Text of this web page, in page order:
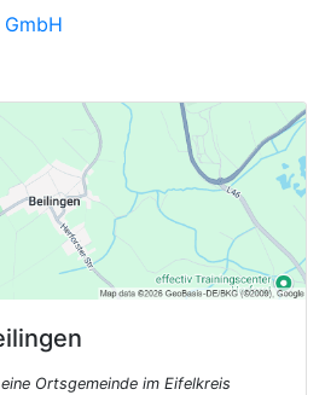
Ortsgemeinde im Eifelkreis